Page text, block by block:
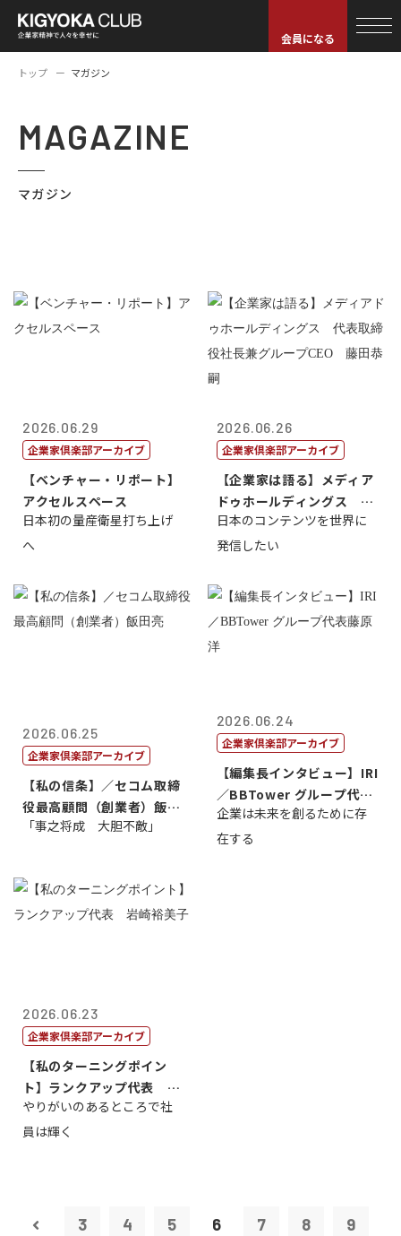
会員になる
トップ マガジン
MAGAZINE
マガジン
2026.06.29
企業家倶楽部アーカイブ
【ベンチャー・リポート】
アクセルスペース
日本初の量産衛星打ち上げ
へ
2026.06.26
企業家倶楽部アーカイブ
【企業家は語る】メディア
ドゥホールディングス 代
表取締役社長...
日本のコンテンツを世界に
発信したい
2026.06.25
企業家倶楽部アーカイブ
【私の信条】／セコム取締
役最高顧問（創業者）飯田
亮
「事之将成 大胆不敵」
2026.06.24
企業家倶楽部アーカイブ
【編集長インタビュー】IRI
／BBTower グループ代表
藤...
企業は未来を創るために存
在する
2026.06.23
企業家倶楽部アーカイブ
【私のターニングポイン
ト】ランクアップ代表 岩
崎裕美子
やりがいのあるところで社
員は輝く
3 4 5 6 7 8 9